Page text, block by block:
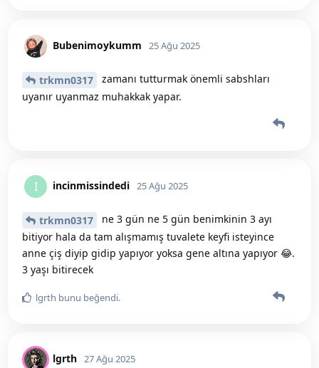
Bubenimoykumm 25 Ağu 2025
trkmn0317
zamanı tutturmak önemli sabshları
uyanır uyanmaz muhakkak yapar.
I incinmissindedi 25 Ağu 2025
trkmn0317
ne 3 gün ne 5 gün benimkinin 3 ayı
bitiyor hala da tam alışmamış tuvalete keyfi isteyince
anne çiş diyip gidip yapıyor yoksa gene altına yapıyor 😂.
3 yaşı bitirecek
lgrth bunu beğendi.
lgrth 27 Ağu 2025